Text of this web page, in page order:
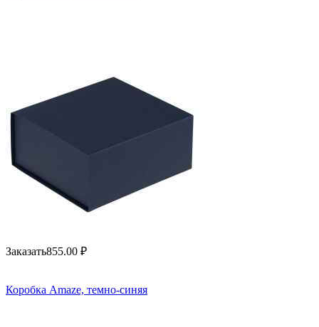
Заказать855.00 ₽
Коробка Amaze, темно-синяя